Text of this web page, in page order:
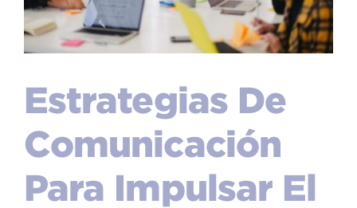
Estrategias De
Comunicación
Para Impulsar El